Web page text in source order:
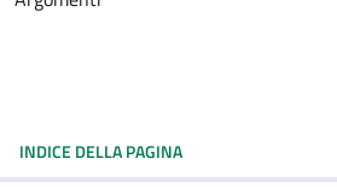
INDICE DELLA PAGINA